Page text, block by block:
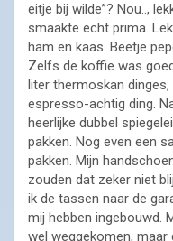
eitje bij wilde”? Nou..,
smaakte echt prima.
ham en kaas. Beetje
Zelfs de koffie was
liter thermoskan
espresso-achtig ding.
heerlijke dubbel
pakken. Nog even een
pakken. Mijn
zouden dat zeker niet
ik de tassen naar de
mij hebben ingebouwd.
wel weggekomen,